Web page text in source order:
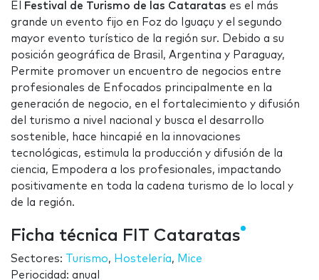
El Festival de Turismo de las Cataratas es el más
grande un evento fijo en Foz do Iguaçu y el segundo
mayor evento turístico de la región sur. Debido a su
posición geográfica de Brasil, Argentina y Paraguay,
Permite promover un encuentro de negocios entre
profesionales de Enfocados principalmente en la
generación de negocio, en el fortalecimiento y difusión
del turismo a nivel nacional y busca el desarrollo
sostenible, hace hincapié en la innovaciones
tecnológicas, estimula la producción y difusión de la
ciencia, Empodera a los profesionales, impactando
positivamente en toda la cadena turismo de lo local y
de la región.
Ficha técnica FIT Cataratas
Sectores: Turismo, Hostelería, Mice
Periocidad: anual